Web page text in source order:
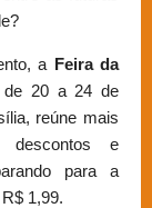
a
Feira da
de 20 a 24 de
reúne mais
descontos e
para a
1,99.